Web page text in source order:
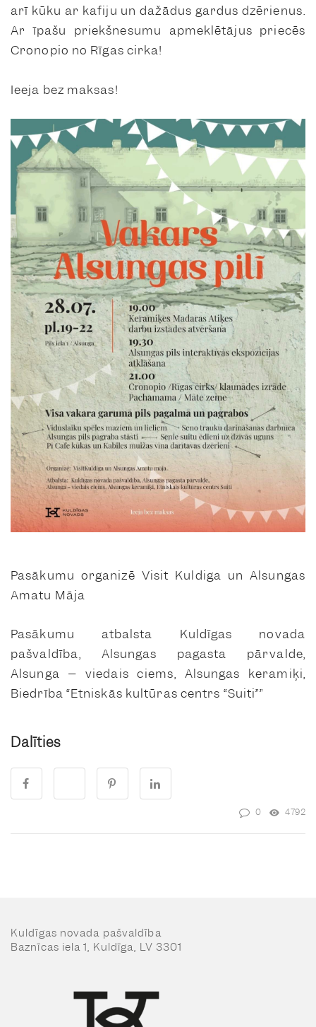
arī kūku ar kafiju un dažādus gardus dzērienus.
Ar īpašu priekšnesumu apmeklētājus priecēs
Cronopio no Rīgas cirka!
Ieeja bez maksas!
Pasākumu organizē Visit Kuldiga un Alsungas
Amatu Māja
Pasākumu atbalsta Kuldīgas novada
pašvaldība, Alsungas pagasta pārvalde,
Alsunga – viedais ciems, Alsungas keramiķi,
Biedrība “Etniskās kultūras centrs “Suiti””
Dalīties
0 4792
Kuldīgas novada pašvaldība
Baznīcas iela 1, Kuldīga, LV 3301